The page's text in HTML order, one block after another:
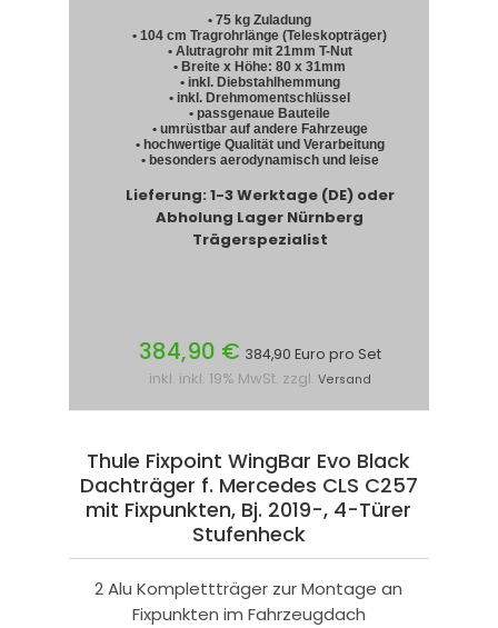
• 75 kg Zuladung
• 104 cm Tragrohrlänge (Teleskopträger)
• Alutragrohr mit 21mm T-Nut
• Breite x Höhe: 80 x 31mm
• inkl. Diebstahlhemmung
• inkl. Drehmomentschlüssel
• passgenaue Bauteile
• umrüstbar auf andere Fahrzeuge
• hochwertige Qualität und Verarbeitung
• besonders aerodynamisch und leise
Lieferung: 1-3 Werktage (DE) oder
Abholung Lager Nürnberg
Trägerspezialist
384,90 € 384,90 Euro pro Set
inkl. inkl. 19% MwSt. zzgl. Versand
Thule Fixpoint WingBar Evo Black
Dachträger f. Mercedes CLS C257
mit Fixpunkten, Bj. 2019-, 4-Türer
Stufenheck
2 Alu Komplettträger zur Montage an
Fixpunkten im Fahrzeugdach